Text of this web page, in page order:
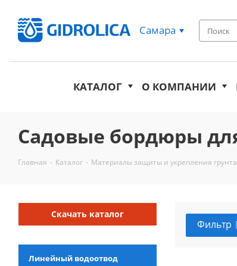
Самара
КАТАЛОГ О КОМПАНИИ
Садовые бордюры
Главная - Каталог - Материалы защиты и укрепления
Фильтр
Скачать каталог
Линейный водоотвод